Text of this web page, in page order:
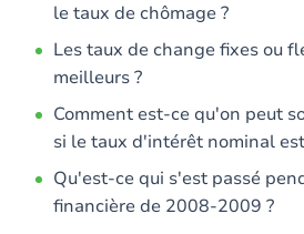
le taux de chômage ?
Les taux de change fixes ou
meilleurs ?
Comment est-ce qu'on peut
si le taux d'intérêt nominal
Qu'est-ce qui s'est passé
financière de 2008-2009 ?